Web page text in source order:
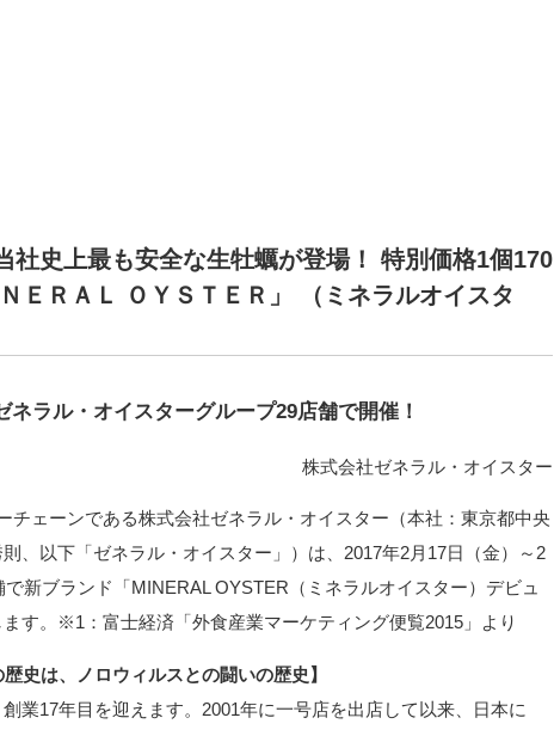
社史上最も安全な生牡蠣が登場！ 特別価格1個170
ＥＲＡＬ ＯＹＳＴＥＲ」 （ミネラルオイスタ
ラル・オイスターグループ29店舗で開催！
株式会社ゼネラル・オイスター
チェーンである株式会社ゼネラル・オイスター（本社：東京都中央
、以下「ゼネラル・オイスター」）は、2017年2月17日（金）～2
新ブランド「MINERAL OYSTER（ミネラルオイスター）デビュ
す。※1：富士経済「外食産業マーケティング便覧2015」より
史は、ノロウィルスとの闘いの歴史】
業17年目を迎えます。2001年に一号店を出店して以来、日本に